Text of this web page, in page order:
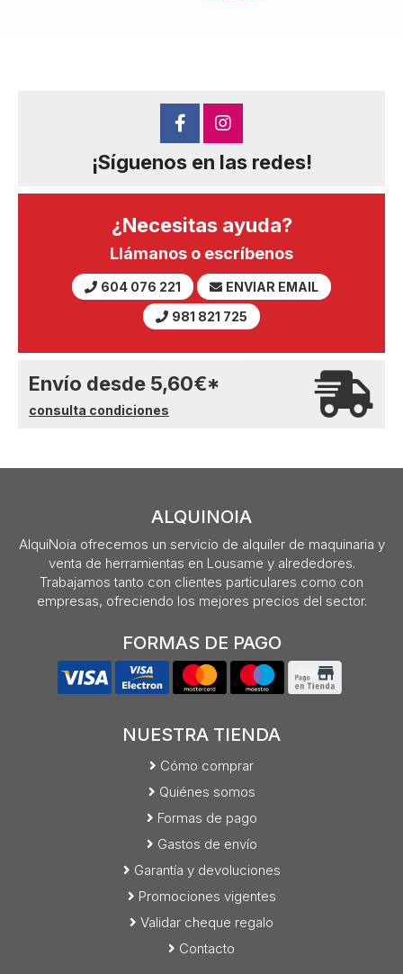
¡Síguenos en las redes!
¿Necesitas ayuda?
Llámanos o escríbenos
604 076 221
ENVIAR EMAIL
981 821 725
Envío desde 5,60€*
consulta condiciones
ALQUINOIA
AlquiNoia ofrecemos un servicio de alquiler de maquinaria y
venta de herramientas en Lousame y alrededores.
Trabajamos tanto con clientes particulares como con
empresas, ofreciendo los mejores precios del sector.
FORMAS DE PAGO
NUESTRA TIENDA
Cómo comprar
Quiénes somos
Formas de pago
Gastos de envío
Garantía y devoluciones
Promociones vigentes
Validar cheque regalo
Contacto